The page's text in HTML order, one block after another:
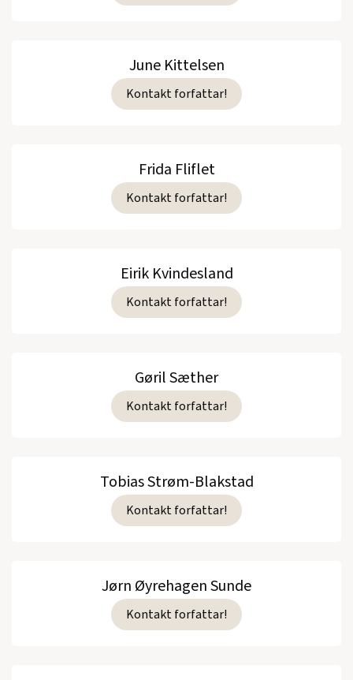
June Kittelsen
Kontakt forfattar!
Frida Fliflet
Kontakt forfattar!
Eirik Kvindesland
Kontakt forfattar!
Gøril Sæther
Kontakt forfattar!
Tobias Strøm-Blakstad
Kontakt forfattar!
Jørn Øyrehagen Sunde
Kontakt forfattar!